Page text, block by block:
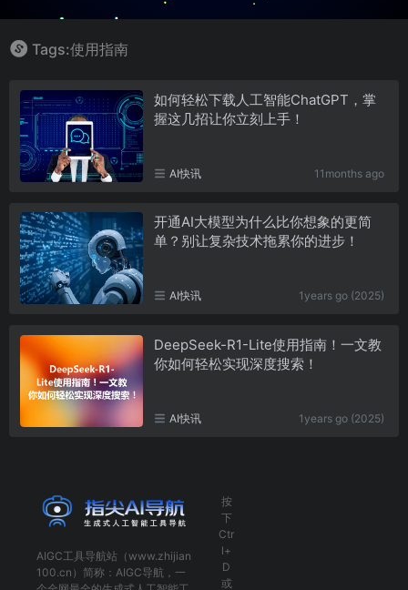
Tags:使用指南
如何轻松下载人工智能ChatGPT，掌
握这几招让你立刻上手！
AI快讯 11months ago
开通AI大模型为什么比你想象的更简
单？别让复杂技术拖累你的进步！
AI快讯 1years go (2025)
DeepSeek-R1-Lite使用指南！一文教
你如何轻松实现深度搜索！
AI快讯 1years go (2025)
AIGC工具导航站（www.zhijian
100.cn）简称： AIGC导航 ，一
按
下
Ctr
l+
D
或